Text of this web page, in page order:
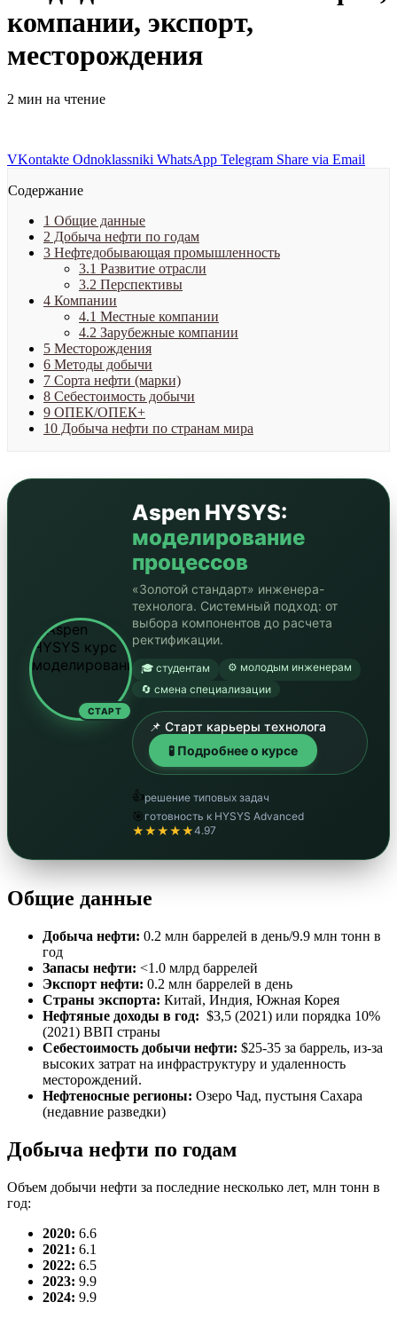
компании, экспорт,
месторождения
2 мин на чтение
VKontakte Odnoklassniki WhatsApp Telegram Share via Email
Содержание
1 Общие данные
2 Добыча нефти по годам
3 Нефтедобывающая промышленность
3.1 Развитие отрасли
3.2 Перспективы
4 Компании
4.1 Местные компании
4.2 Зарубежные компании
5 Месторождения
6 Методы добычи
7 Сорта нефти (марки)
8 Себестоимость добычи
9 ОПЕК/ОПЕК+
10 Добыча нефти по странам мира
СТАРТ
Aspen HYSYS:
моделирование
процессов
«Золотой стандарт» инженера-
технолога. Системный подход: от
выбора компонентов до расчета
ректификации.
🎓 студентам
⚙️ молодым инженерам
🔄 смена специализации
📌 Старт карьеры технолога
🧪 Подробнее о курсе
👍решение типовых задач
🎯 готовность к HYSYS Advanced
★★★★★4.97
Общие данные
Добыча нефти: 0.2 млн баррелей в день/9.9 млн тонн в
год
Запасы нефти: <1.0 млрд баррелей
Экспорт нефти: 0.2 млн баррелей в день
Страны экспорта: Китай, Индия, Южная Корея
Нефтяные доходы в год: $3,5 (2021) или порядка 10%
(2021) ВВП страны
Себестоимость добычи нефти: $25-35 за баррель, из-за
высоких затрат на инфраструктуру и удаленность
месторождений.
Нефтеносные регионы: Озеро Чад, пустыня Сахара
(недавние разведки)
Добыча нефти по годам
Объем добычи нефти за последние несколько лет, млн тонн в
год:
2020: 6.6
2021: 6.1
2022: 6.5
2023: 9.9
2024: 9.9